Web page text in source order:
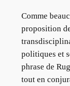
Comme
proposition
politiques et
phrase de
tout en